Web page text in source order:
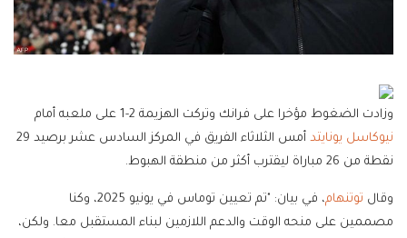
وزادت الضغوط مؤخرا ⁠على فرانك وتركت الهزيمة 2-1 على ملعبه أمام
نيوكاسل يونايتد
أمس الثلاثاء الفريق في المركز السادس عشر برصيد 29
نقطة من 26 مباراة ليقترب أكثر من منطقة الهبوط.
وقال توتنهام
، في بيان: "تم تعيين توماس في يونيو 2025، وكنا
مصممين على منحه الوقت والدعم اللازمين لبناء المستقبل معا. ولكن،